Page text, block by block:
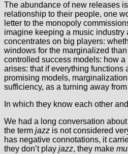
The abundance of new releases
relationship to their people, one
letter to the monopoly
imagine keeping a music industry
concentrates on big players:
windows for the marginalized
controlled success models: how
arises: that if everything functions
promising models,
sufficiency, as a turning away
In which they know each other
We had a long conversation
the term jazz is not considered
has negative connotations, it
they don’t play jazz, they make